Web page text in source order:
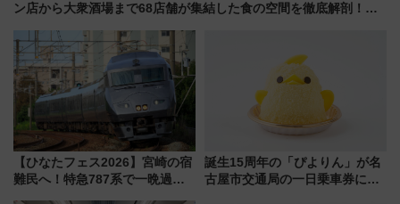
ン店から大衆酒場まで68店舗が集結した食の空間を徹底解剖！
【ひなたフェス2026】宮崎の宿
難民へ！特急787系で一晩過ご
誕生15周年の「ぴよりん」が名
古屋市交通局の一日乗車券に！